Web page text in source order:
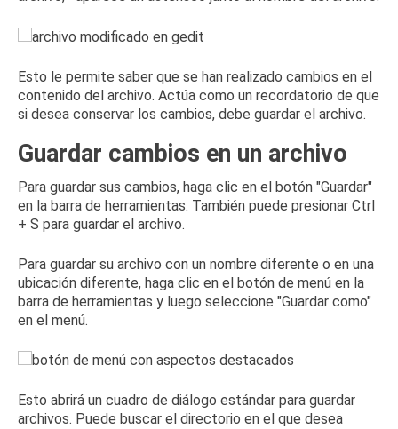
Esto le permite saber que se han realizado cambios en el
contenido del archivo. Actúa como un recordatorio de que
si desea conservar los cambios, debe guardar el archivo.
Guardar cambios en un archivo
Para guardar sus cambios, haga clic en el botón "Guardar"
en la barra de herramientas. También puede presionar Ctrl
+ S para guardar el archivo.
Para guardar su archivo con un nombre diferente o en una
ubicación diferente, haga clic en el botón de menú en la
barra de herramientas y luego seleccione "Guardar como"
en el menú.
Esto abrirá un cuadro de diálogo estándar para guardar
archivos. Puede buscar el directorio en el que desea